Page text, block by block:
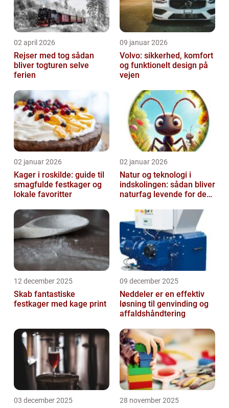
02 april 2026
Rejser med tog sådan
bliver togturen selve
ferien
09 januar 2026
Volvo: sikkerhed, komfort
og funktionelt design på
vejen
02 januar 2026
Kager i roskilde: guide til
smagfulde festkager og
lokale favoritter
02 januar 2026
Natur og teknologi i
indskolingen: sådan bliver
naturfag levende for de
12 december 2025
Skab fantastiske
festkager med kage print
09 december 2025
Neddeler er en effektiv
løsning til genvinding og
affaldshåndtering
03 december 2025 28 november 2025